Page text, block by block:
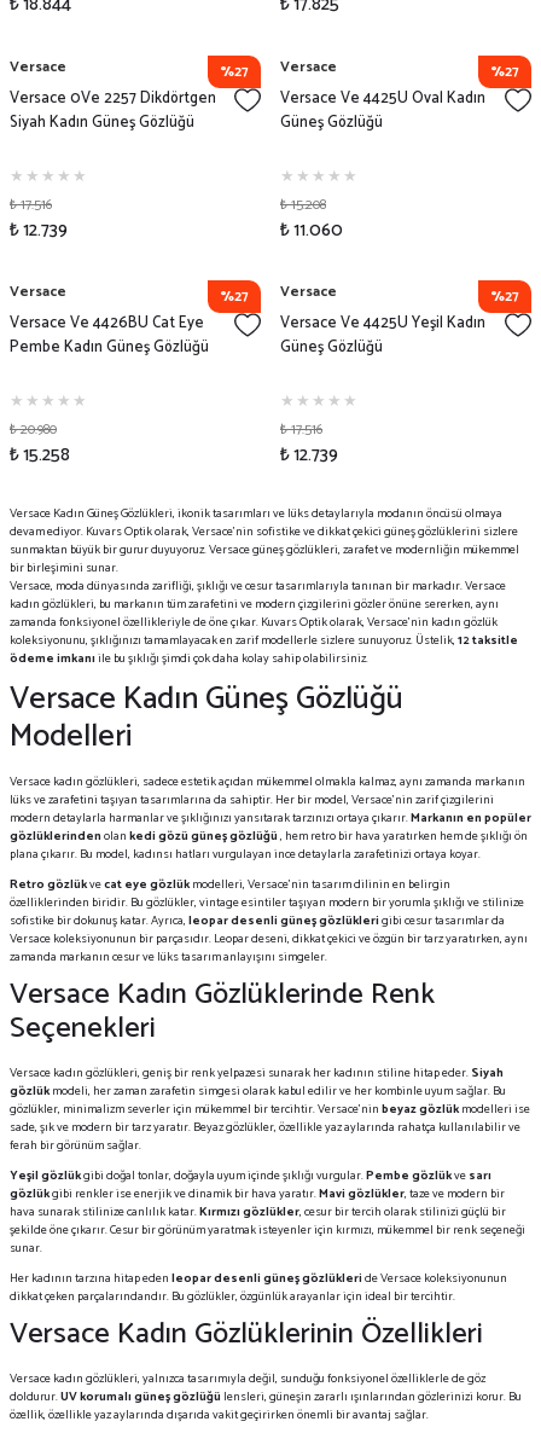
%27
Versace
Versace 0Ve 2257 Dikdörtgen
Siyah Kadın Güneş Gözlüğü
₺ 17.516
₺ 12.739
%27
Versace
Versace Ve 4425U Oval Kadın
Güneş Gözlüğü
₺ 15.208
₺ 11.060
%27
Versace
Versace Ve 4426BU Cat Eye
Pembe Kadın Güneş Gözlüğü
₺ 20.980
₺ 15.258
%27
Versace
Versace Ve 4425U Yeşil Kadın
Güneş Gözlüğü
₺ 17.516
₺ 12.739
Versace Kadın Güneş Gözlükleri, ikonik tasarımları ve lüks detaylarıyla modanın öncüsü olmaya
devam ediyor. Kuvars Optik olarak, Versace'nin sofistike ve dikkat çekici güneş gözlüklerini sizlere
sunmaktan büyük bir gurur duyuyoruz. Versace güneş gözlükleri, zarafet ve modernliğin mükemmel
bir birleşimini sunar.
Versace, moda dünyasında zarifliği, şıklığı ve cesur tasarımlarıyla tanınan bir markadır. Versace
kadın gözlükleri, bu markanın tüm zarafetini ve modern çizgilerini gözler önüne sererken, aynı
zamanda fonksiyonel özellikleriyle de öne çıkar. Kuvars Optik olarak, Versace’nin kadın gözlük
koleksiyonunu, şıklığınızı tamamlayacak en zarif modellerle sizlere sunuyoruz. Üstelik,12 taksitle
ödeme imkanıile bu şıklığı şimdi çok daha kolay sahip olabilirsiniz.
Versace Kadın Güneş Gözlüğü
Modelleri
Versace kadın gözlükleri, sadece estetik açıdan mükemmel olmakla kalmaz, aynı zamanda markanın
lüks ve zarafetini taşıyan tasarımlarına da sahiptir. Her bir model, Versace’nin zarif çizgilerini
modern detaylarla harmanlar ve şıklığınızı yansıtarak tarzınızı ortaya çıkarır.Markanın en popüler
gözlüklerindenolankedi gözü güneş gözlüğü, hem retro bir hava yaratırken hem de şıklığı ön
plana çıkarır. Bu model, kadınsı hatları vurgulayan ince detaylarla zarafetinizi ortaya koyar.
Retro gözlükvecat eye gözlükmodelleri, Versace’nin tasarım dilinin en belirgin
özelliklerinden biridir. Bu gözlükler, vintage esintiler taşıyan modern bir yorumla şıklığı ve stilinize
sofistike bir dokunuş katar. Ayrıca,leopar desenli güneş gözlüklerigibi cesur tasarımlar da
Versace koleksiyonunun bir parçasıdır. Leopar deseni, dikkat çekici ve özgün bir tarz yaratırken, aynı
zamanda markanın cesur ve lüks tasarım anlayışını simgeler.
Versace Kadın Gözlüklerinde Renk
Seçenekleri
Versace kadın gözlükleri, geniş bir renk yelpazesi sunarak her kadının stiline hitap eder.Siyah
gözlükmodeli, her zaman zarafetin simgesi olarak kabul edilir ve her kombinle uyum sağlar. Bu
gözlükler, minimalizm severler için mükemmel bir tercihtir. Versace’ninbeyaz gözlükmodelleri ise
sade, şık ve modern bir tarz yaratır. Beyaz gözlükler, özellikle yaz aylarında rahatça kullanılabilir ve
ferah bir görünüm sağlar.
Yeşil gözlükgibi doğal tonlar, doğayla uyum içinde şıklığı vurgular.Pembe gözlükvesarı
gözlükgibi renkler ise enerjik ve dinamik bir hava yaratır.Mavi gözlükler, taze ve modern bir
hava sunarak stilinize canlılık katar.Kırmızı gözlükler, cesur bir tercih olarak stilinizi güçlü bir
şekilde öne çıkarır. Cesur bir görünüm yaratmak isteyenler için kırmızı, mükemmel bir renk seçeneği
sunar.
Her kadının tarzına hitap edenleopar desenli güneş gözlükleride Versace koleksiyonunun
dikkat çeken parçalarındandır. Bu gözlükler, özgünlük arayanlar için ideal bir tercihtir.
Versace Kadın Gözlüklerinin Özellikleri
Versace kadın gözlükleri, yalnızca tasarımıyla değil, sunduğu fonksiyonel özelliklerle de göz
doldurur.UV korumalı güneş gözlüğü lensleri, güneşin zararlı ışınlarından gözlerinizi korur. Bu
özellik, özellikle yaz aylarında dışarıda vakit geçirirken önemli bir avantaj sağlar.